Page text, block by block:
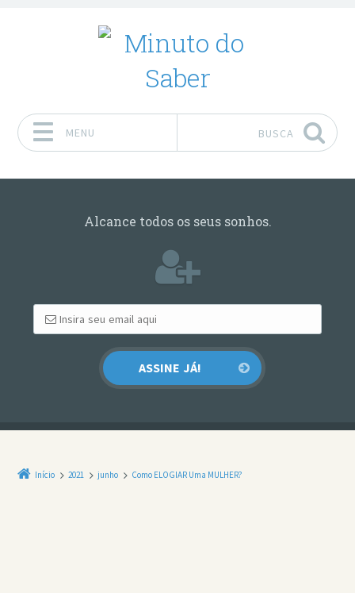
MENU BUSCA
Alcance todos os seus sonhos.
Início 2021 junho Como ELOGIAR Uma MULHER?